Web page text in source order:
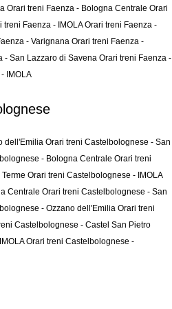
Orari treni Faenza - Bologna Centrale Orari
treni Faenza - IMOLAOrari treni Faenza -
- Varignana Orari treni Faenza -
- San Lazzaro di Savena Orari treni Faenza -
IMOLA
dell'Emilia Orari treni Castelbolognese - San
- Bologna Centrale Orari treni
Orari treni Castelbolognese - IMOLA
Centrale Orari treni Castelbolognese - San
- Ozzano dell'Emilia Orari treni
Castelbolognese - Castel San Pietro
Orari treni Castelbolognese -